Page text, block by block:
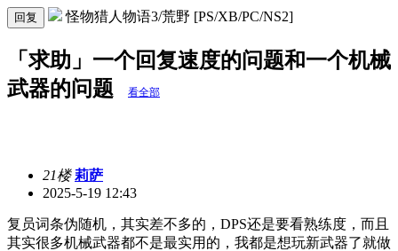
回复 怪物猎人物语3/荒野 [PS/XB/PC/NS2]
「求助」一个回复速度的问题和一个机械
武器的问题
看全部
21楼 莉萨
2025-5-19 12:43
复员词条伪随机，其实差不多的，DPS还是要看熟练度，而且
其实很多机械武器都不是最实用的，我都是想玩新武器了就做